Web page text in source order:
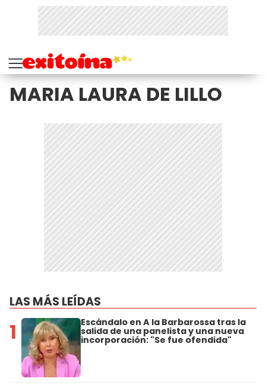
MARIA LAURA DE LILLO
LAS MÁS LEÍDAS
1 Escándalo en A la Barbarossa tras la
salida de una panelista y una nueva
incorporación: "Se fue ofendida"